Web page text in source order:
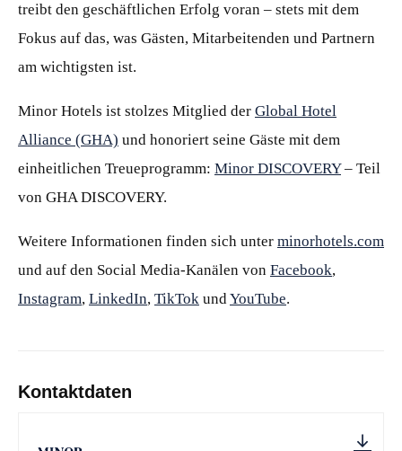
treibt den geschäftlichen Erfolg voran – stets mit dem
Fokus auf das, was Gästen, Mitarbeitenden und Partnern
am wichtigsten ist.
Minor Hotels ist stolzes Mitglied der Global Hotel
Alliance (GHA) und honoriert seine Gäste mit dem
einheitlichen Treueprogramm: Minor DISCOVERY– Teil
von GHA DISCOVERY.
Weitere Informationen finden sich unter minorhotels.com
und auf den Social Media-Kanälen von Facebook,
Instagram, LinkedIn, TikTok undYouTube.
Kontaktdaten